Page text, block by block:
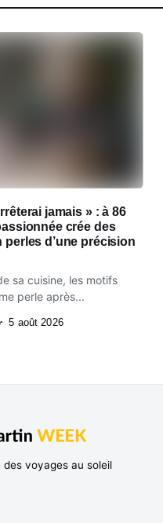
jamais » : à 86
crée des
perles d’une précision
sa cuisine, les motifs
perle après...
5 août 2026
des voyages au soleil